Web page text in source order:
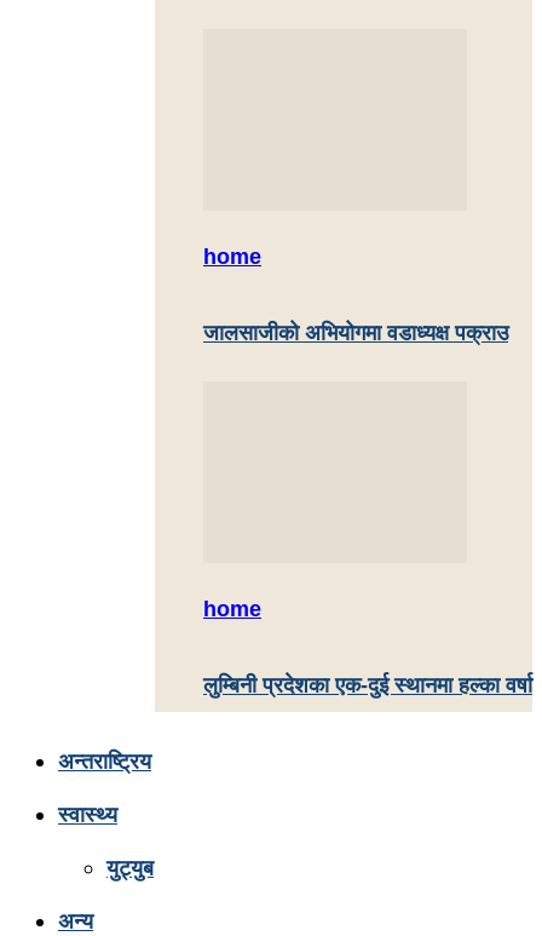
home
जालसाजीको अभियोगमा वडाध्यक्ष पक्राउ
home
लुम्बिनी प्रदेशका एक-दुई स्थानमा हल्का वर्षा
अन्तराष्ट्रिय
स्वास्थ्य
युट्युब
अन्य